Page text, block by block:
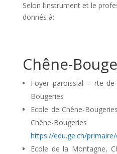
Selon l’instrument et le
donnés à:
Chêne-
Foyer paroissial – rte de
Bougeries
Ecole de Chêne-
Chêne-Bougeries
https://edu.ge.ch/
Ecole de la Montagne,